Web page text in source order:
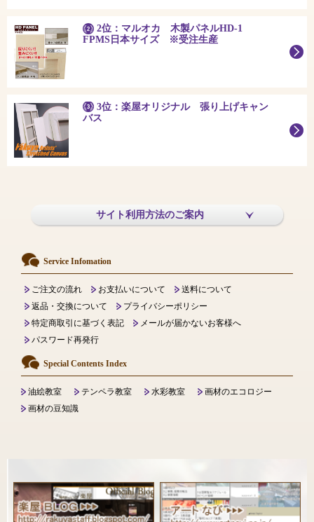
2位：マルオカ 木製パネルHD-1
FPMS日本サイズ ※受注生産
3位：楽屋オリジナル 張り上げキャン
バス
サイト利用方法のご案内
Service Infomation
ご注文の流れ お支払いについて
送料について
返品・交換について
プライバシーポリシー
特定商取引に基づく表記
メールが届かないお客様へ
パスワード再発行
Special Contents Index
油絵教室 テンペラ教室 水彩教室
画材のエコロジー
画材の豆知識